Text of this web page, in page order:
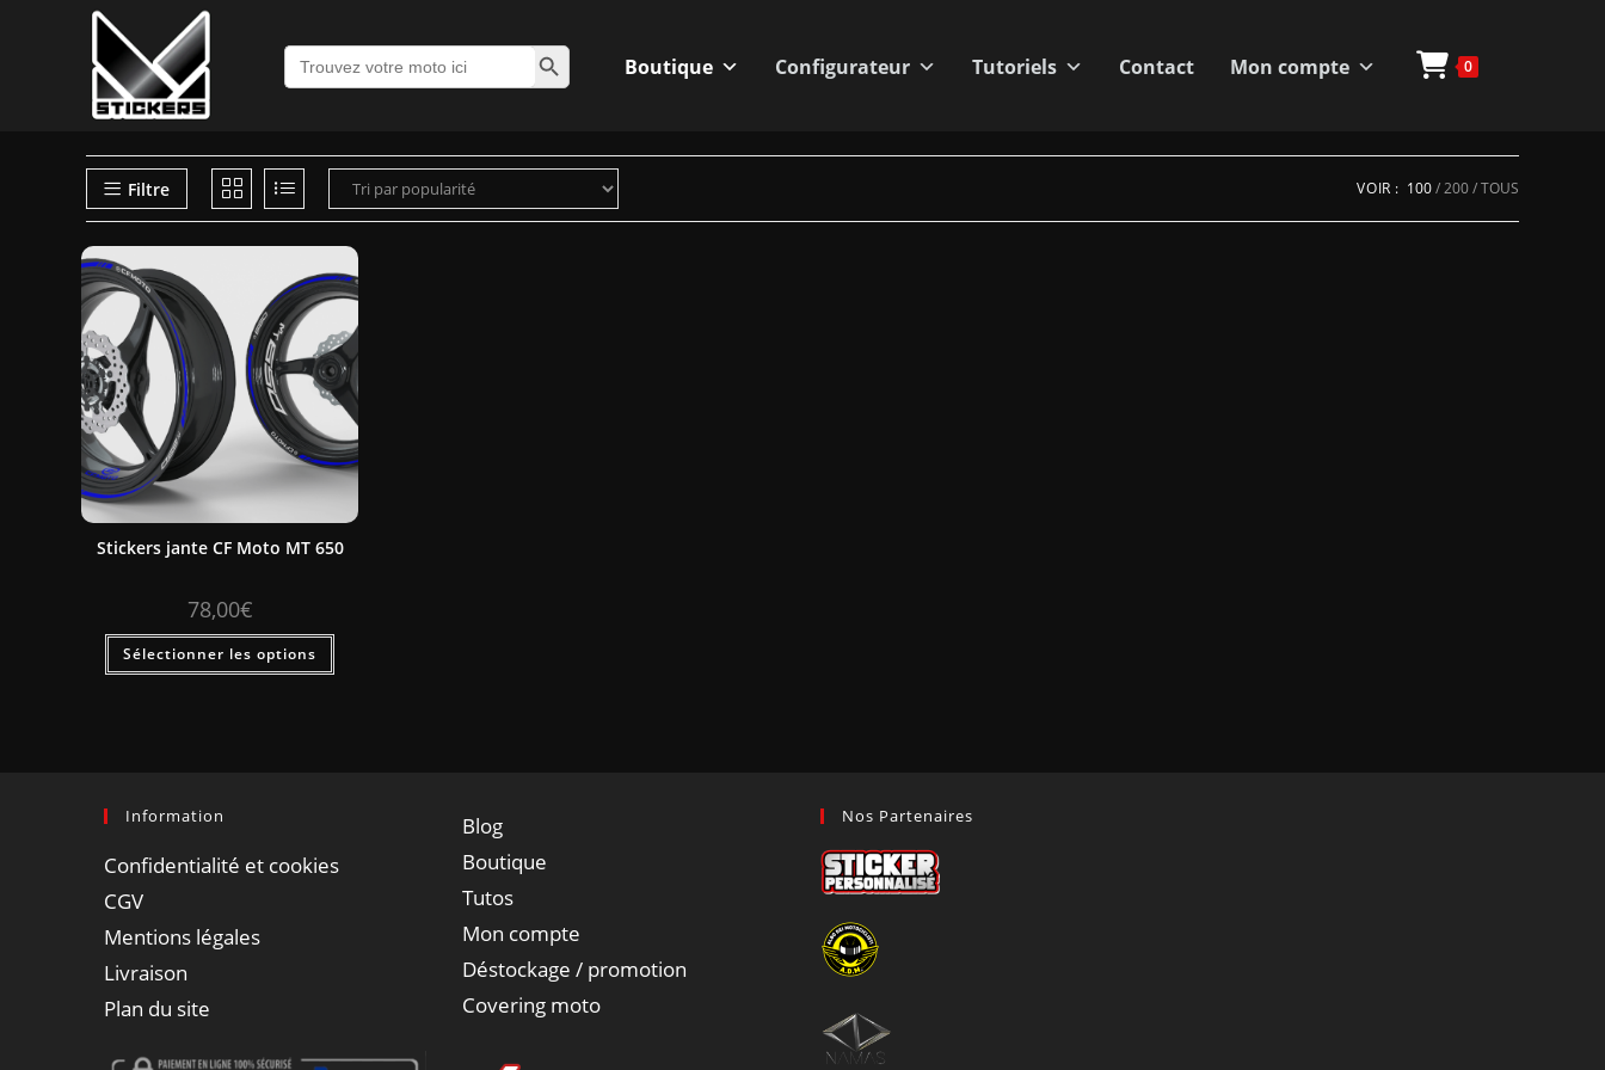
Recherche
de
:
BOUTON DE RECHERCHE
Boutique Configurateur Tutoriels Contact Mon compte 0
Filtre VOIR : 100 200 TOUS
Stickers jante CF Moto MT 650
78,00€
Sélectionner les options
Information
Confidentialité et cookies
CGV
Mentions légales
Livraison
Plan du site
Blog
Boutique
Tutos
Mon compte
Déstockage / promotion
Covering moto
Nos Partenaires